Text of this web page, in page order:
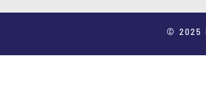
© 2025